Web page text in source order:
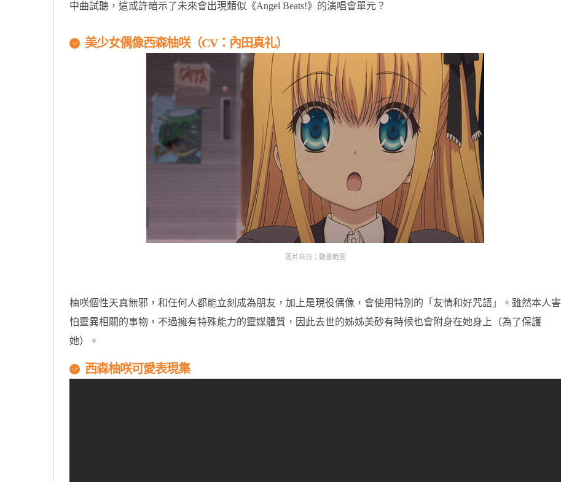
中曲試聽，這或許暗示了未來會出現類似《Angel Beats!》的演唱會單元？
美少女偶像西森柚咲（CV：內田真礼）
圖片來自：動畫截圖
柚咲個性天真無邪，和任何人都能立刻成為朋友，加上是現役偶像，會使用特別的「友情和好咒語」。雖然本人害
怕靈異相關的事物，不過擁有特殊能力的靈媒體質，因此去世的姊姊美砂有時候也會附身在她身上（為了保護
她）。
西森柚咲可愛表現集